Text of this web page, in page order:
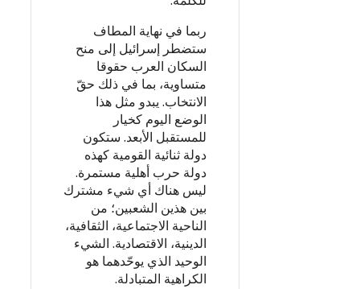
ربما في نهاية المطاف
ستضطر إسرائيل إلى منح
السكان العرب حقوقا
متساوية، بما في ذلك حقّ
الانتخاب. يبدو مثل هذا
الوضع اليوم كخيار
للمستقبل الأبعد. ستكون
دولة ثنائية القومية كهذه
دولة حرب أهلية مستمرة.
ليس هناك أي شيء مشترك
بين هذين الشعبين؛ من
الناحية الاجتماعية، الثقافية،
الدينية، الاقتصادية. الشيء
الوحيد الذي يوحّدهما هو
الكراهية المتبادلة.